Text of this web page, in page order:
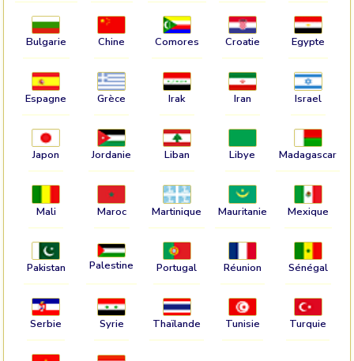
Bulgarie Chine Comores Croatie Egypte
Espagne Grèce Irak Iran Israel
Japon Jordanie Liban Libye Madagascar
Mali Maroc Martinique Mauritanie Mexique
Pakistan Palestine Portugal Réunion Sénégal
Serbie Syrie Thaïlande Tunisie Turquie